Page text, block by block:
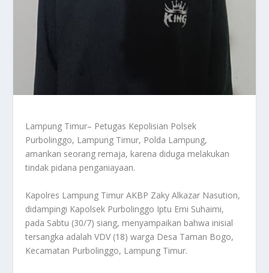
Lampung Timur– Petugas Kepolisian Polsek
Purbolinggo, Lampung Timur, Polda Lampung,
amankan seorang remaja, karena diduga melakukan
tindak pidana penganiayaan.
Kapolres Lampung Timur AKBP Zaky Alkazar Nasution,
didampingi Kapolsek Purbolinggo Iptu Emi Suhaimi,
pada Sabtu (30/7) siang, menyampaikan bahwa inisial
tersangka adalah VDV (18) warga Desa Taman Bogo,
Kecamatan Purbolinggo, Lampung Timur.